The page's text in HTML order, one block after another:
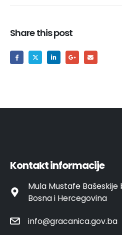
Share this post
Kontakt informacije
Mula Mustafe Bašeskije
Bosna i Hercegovina
info@gracanica.gov.ba